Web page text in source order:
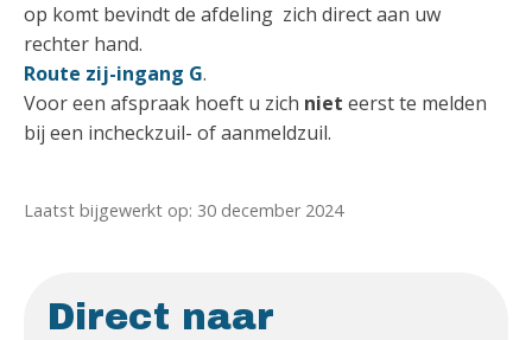
op komt bevindt de afdeling zich direct aan uw
rechter hand.
Route zij-ingang G.
Voor een afspraak hoeft u zich niet eerst te melden
bij een incheckzuil- of aanmeldzuil.
Laatst bijgewerkt op: 30 december 2024
Direct naar